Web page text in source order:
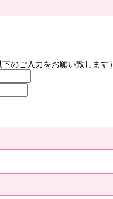
のご入力をお願い致します）